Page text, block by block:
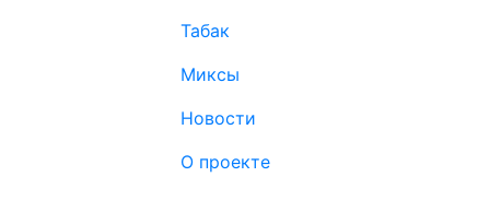
Табак
Миксы
Новости
О проекте